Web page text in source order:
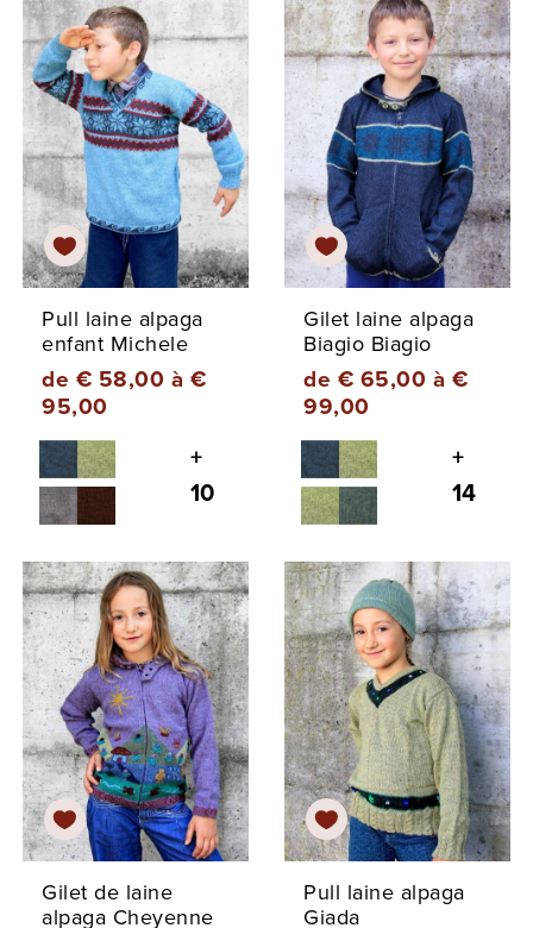
Pull laine alpaga
enfant Michele
de € 58,00 à €
95,00
+
10
Gilet laine alpaga
Biagio Biagio
de € 65,00 à €
99,00
+
14
Gilet de laine
alpaga Cheyenne
Pull laine alpaga
Giada